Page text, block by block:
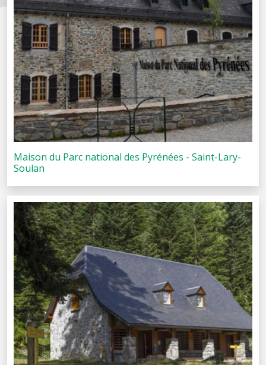
Maison du Parc national des Pyrénées - Saint-Lary-
Soulan